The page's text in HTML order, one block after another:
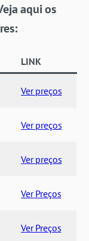
aqui os
LINK
Ver preços
Ver preços
Ver preços
Ver Preços
Ver Preços